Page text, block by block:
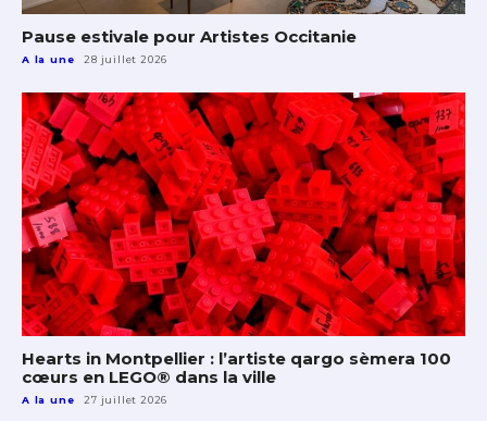
Pause estivale pour Artistes Occitanie
A la une 28 juillet 2026
Hearts in Montpellier : l’artiste qargo sèmera 100
cœurs en LEGO® dans la ville
A la une 27 juillet 2026